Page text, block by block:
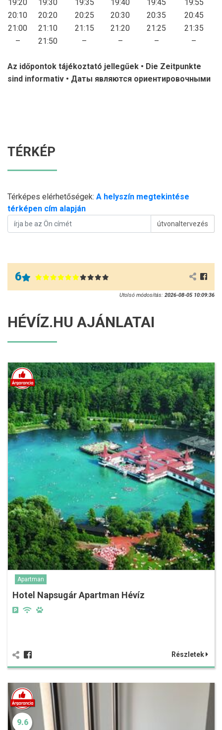
19:20
19:30 19:35 19:40 19:45
19:55
20:10
20:20 20:25 20:30 20:35
20:45
21:00
21:10 21:15 21:20 21:25
21:35
–
21:50 – – – –
Az időpontok tájékoztató jellegűek • Die Zeitpunkte
sind informativ • Даты являются ориентировочными
TÉRKÉP
Térképes elérhetőségek: A helyszín megtekintése
térképen cím alapján
útvonaltervezés
6
Utolsó módosítás: 2026-08-05 10:09:36
HÉVÍZ.HU AJÁNLATAI
Apartman
Hotel Napsugár Apartman Hévíz
Részletek
9.6